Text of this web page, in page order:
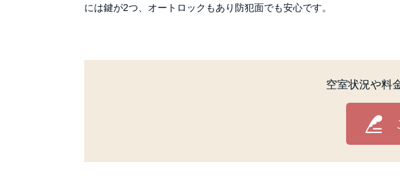
には鍵が2つ、オートロックもあり防犯面でも安心です。
空室状況や料